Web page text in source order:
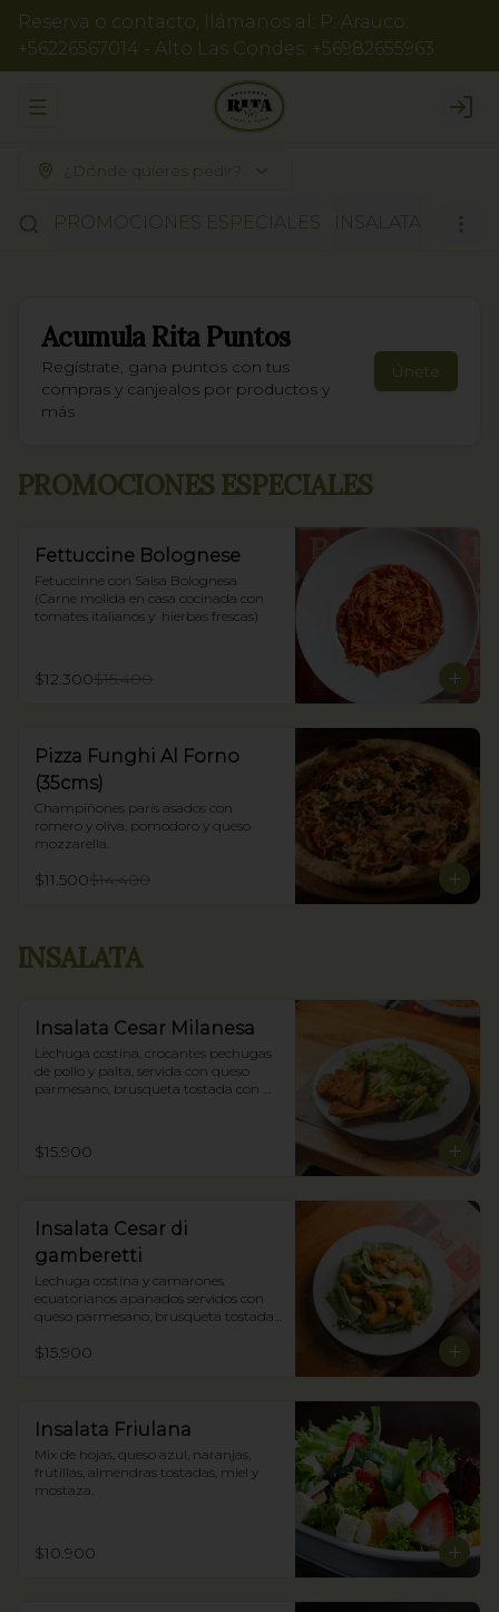
Reserva o contacto, llámanos al: P. Arauco:
+56226567014 - Alto Las Condes: +56982655963
Abrir menu de navegación
¿Dónde quieres pedir?
PROMOCIONES ESPECIALES INSALATA
AcumulaRita Puntos
Regístrate, gana puntos con tus
compras y canjealos por productos y
más
Únete
PROMOCIONES ESPECIALES
Fettuccine Bolognese
Fetuccinne con Salsa Bolognesa
(Carne molida en casa cocinada con
tomates italianos y  hierbas frescas)
$12.300$15.400
Pizza Funghi Al Forno
(35cms)
Champiñones parís asados con
romero y oliva, pomodoro y queso
mozzarella.
$11.500$14.400
INSALATA
Insalata Cesar Milanesa
Lechuga costina, crocantes pechugas
de pollo y palta, servida con queso
parmesano, brusqueta tostada con
$15.900
Insalata Cesar di
gamberetti
Lechuga costina y camarones
ecuatorianos apanados servidos con
queso parmesano, brusqueta tostada
$15.900
Insalata Friulana
Mix de hojas, queso azul, naranjas,
frutillas, almendras tostadas, miel y
mostaza.
$10.900